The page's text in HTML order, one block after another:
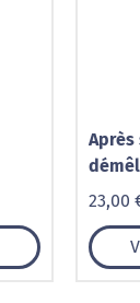
Après
23,00